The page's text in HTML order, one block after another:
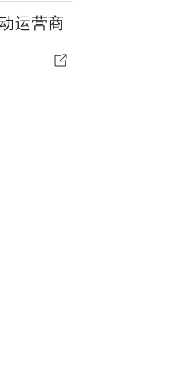
运营商